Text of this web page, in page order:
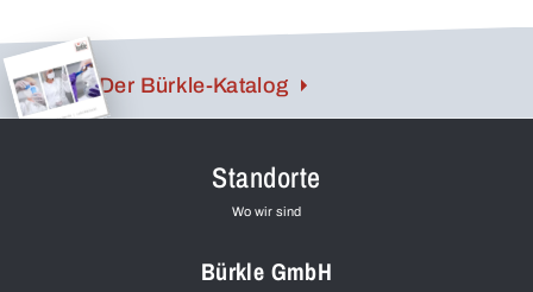
Der Bürkle-Katalog
Standorte
Wo wir sind
Bürkle GmbH